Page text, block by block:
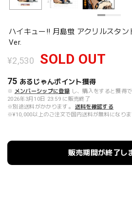
ハイキュー!! 月島蛍 アクリルスタ
Ver.
¥2,530 SOLD OUT
75 あるじゃんポイント獲得
※ メンバーシップに登録 し、購入をすると獲得で
2026年3月10日 23:59 に販売終了
※別途送料がかかります。
送料を確認する
※¥10,000以上のご注文で国内送料が無料になりま
販売期間が終了し